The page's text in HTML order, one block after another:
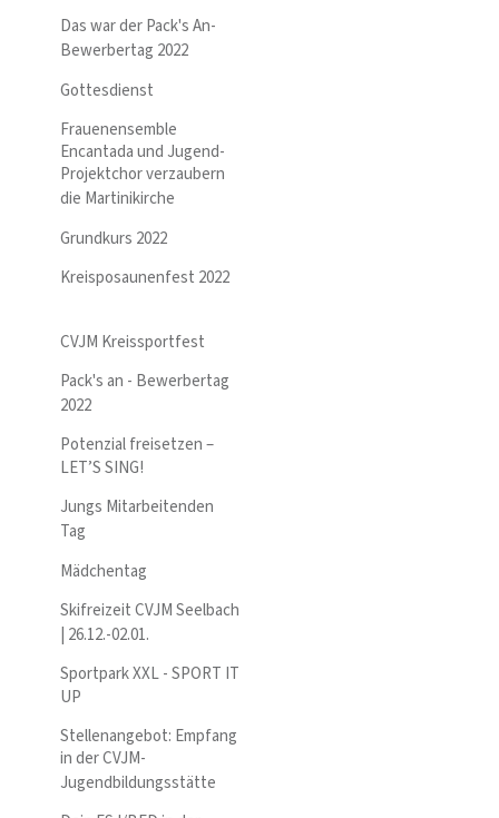
Das war der Pack's An-
Bewerbertag 2022
Gottesdienst
Frauenensemble
Encantada und Jugend-
Projektchor verzaubern
die Martinikirche
Grundkurs 2022
Kreisposaunenfest 2022
CVJM Kreissportfest
Pack's an - Bewerbertag
2022
Potenzial freisetzen –
LET’S SING!
Jungs Mitarbeitenden
Tag
Mädchentag
Skifreizeit CVJM Seelbach
| 26.12.-02.01.
Sportpark XXL - SPORT IT
UP
Stellenangebot: Empfang
in der CVJM-
Jugendbildungsstätte